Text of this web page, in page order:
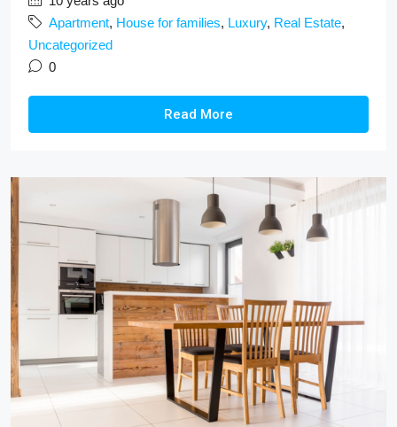
Apartment, House for families, Luxury, Real Estate,
Uncategorized
0
Read More